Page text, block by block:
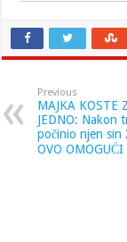
Previous
MAJKA KOSTE
JEDNO: Nakon
počinio njen sin
OVO OMOGUĆI